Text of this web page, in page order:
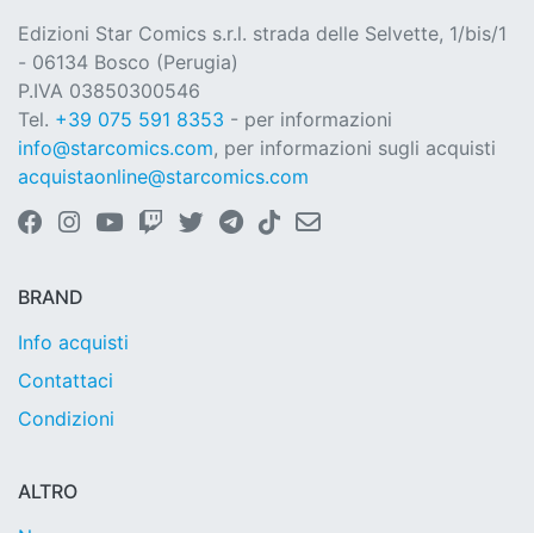
Edizioni Star Comics s.r.l. strada delle Selvette, 1/bis/1
- 06134 Bosco (Perugia)
P.IVA 03850300546
Tel. +39 075 591 8353 - per informazioni
info@starcomics.com, per informazioni sugli acquisti
acquistaonline@starcomics.com
BRAND
Info acquisti
Contattaci
Condizioni
ALTRO